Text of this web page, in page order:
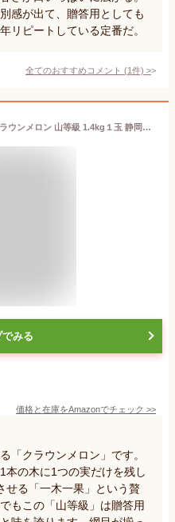
感が出て、贈答用としても
リピートしている定番だ。
全てのおすすめコメント (1件) >
遅れてごめんね 母の日 2026 クラウンメロン 山等級 1.4kg１玉 静岡県産 めろん ギフト プレゼント
みる
価格と在庫をAmazonでチェック >>
「クラウンメロン」です。
本の木に1つの実だけを残し
せる「一木一果」という贅
もこの「山等級」は贈答用